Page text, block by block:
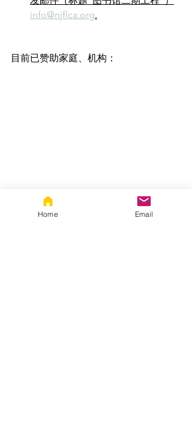
info@njflca.org.
目前已赞助家庭、机构：
社区参与 Community Engagement
Home Email